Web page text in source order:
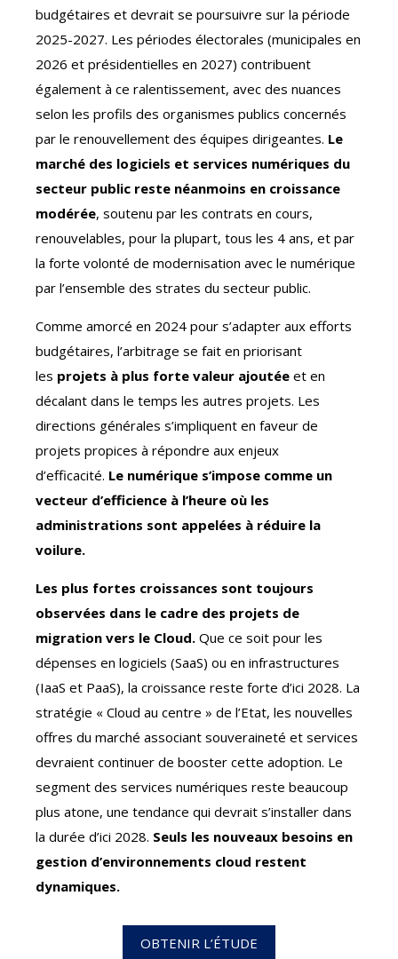
budgétaires et devrait se poursuivre sur la période
2025-2027. Les périodes électorales (municipales en
2026 et présidentielles en 2027) contribuent
également à ce ralentissement, avec des nuances
selon les profils des organismes publics concernés
par le renouvellement des équipes dirigeantes. Le
marché des logiciels et services numériques du
secteur public reste néanmoins en croissance
modérée, soutenu par les contrats en cours,
renouvelables, pour la plupart, tous les 4 ans, et par
la forte volonté de modernisation avec le numérique
par l’ensemble des strates du secteur public.
Comme amorcé en 2024 pour s’adapter aux efforts
budgétaires, l’arbitrage se fait en priorisant
les projets à plus forte valeur ajoutée et en
décalant dans le temps les autres projets. Les
directions générales s’impliquent en faveur de
projets propices à répondre aux enjeux
d’efficacité. Le numérique s’impose comme un
vecteur d’efficience à l’heure où les
administrations sont appelées à réduire la
voilure.
Les plus fortes croissances sont toujours
observées dans le cadre des projets de
migration vers le Cloud. Que ce soit pour les
dépenses en logiciels (SaaS) ou en infrastructures
(IaaS et PaaS), la croissance reste forte d’ici 2028. La
stratégie « Cloud au centre » de l’Etat, les nouvelles
offres du marché associant souveraineté et services
devraient continuer de booster cette adoption. Le
segment des services numériques reste beaucoup
plus atone, une tendance qui devrait s’installer dans
la durée d’ici 2028. Seuls les nouveaux besoins en
gestion d’environnements cloud restent
dynamiques.
OBTENIR L’ÉTUDE